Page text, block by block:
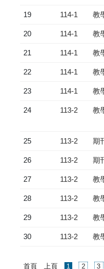
19 114-1 教
20 114-1 教
21 114-1 教
22 114-1 教
23 114-1 教
24 113-2 教
25 113-2 期
26 113-2 期
27 113-2 教
28 113-2 教
29 113-2 教
30 113-2 教
首頁 上頁 1 (current)
2 3